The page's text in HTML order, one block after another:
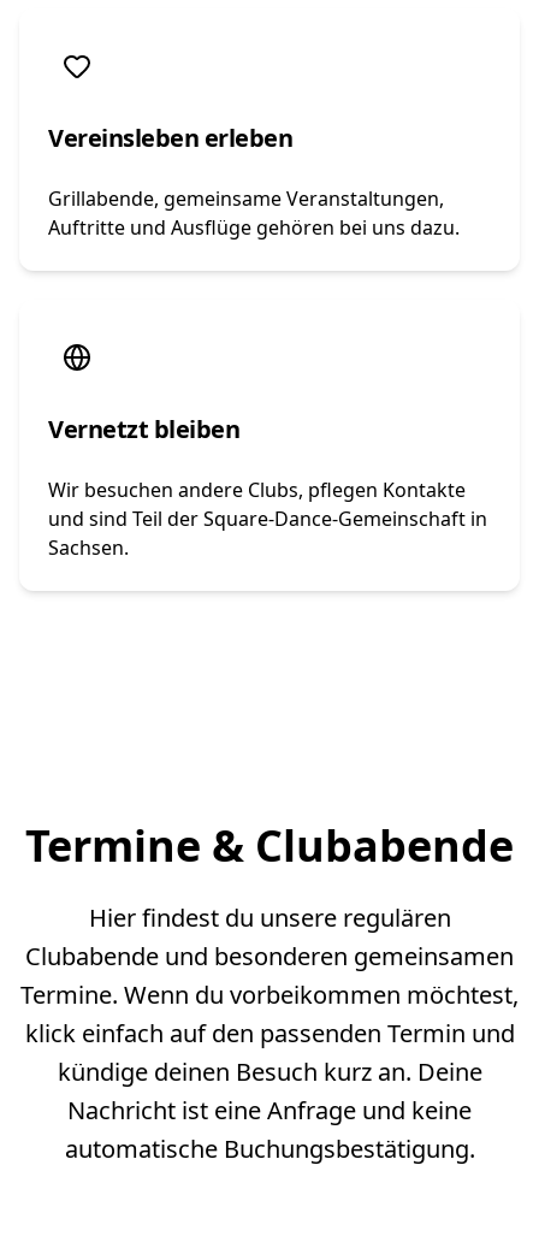
Vereinsleben erleben
Grillabende, gemeinsame Veranstaltungen,
Auftritte und Ausflüge gehören bei uns dazu.
Vernetzt bleiben
Wir besuchen andere Clubs, pflegen Kontakte
und sind Teil der Square-Dance-Gemeinschaft in
Sachsen.
Termine & Clubabende
Hier findest du unsere regulären
Clubabende und besonderen gemeinsamen
Termine. Wenn du vorbeikommen möchtest,
klick einfach auf den passenden Termin und
kündige deinen Besuch kurz an. Deine
Nachricht ist eine Anfrage und keine
automatische Buchungsbestätigung.